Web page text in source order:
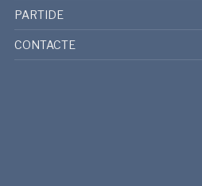
PARTIDE
CONTACTE